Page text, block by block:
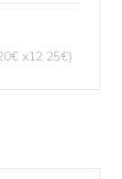
x12 25€)